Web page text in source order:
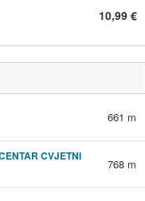
10,99 €
661 m
CVJETNI
768 m